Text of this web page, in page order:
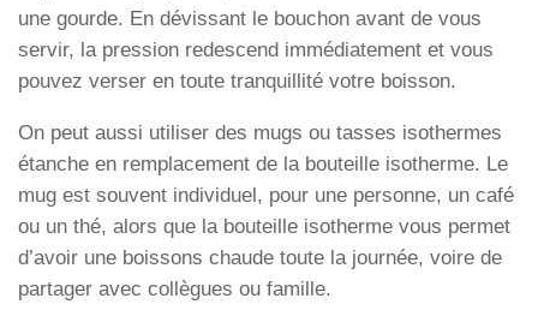
une gourde. En dévissant le bouchon avant de vous
servir, la pression redescend immédiatement et vous
pouvez verser en toute tranquillité votre boisson.
On peut aussi utiliser des mugs ou tasses isothermes
étanche en remplacement de la bouteille isotherme. Le
mug est souvent individuel, pour une personne, un café
ou un thé, alors que la bouteille isotherme vous permet
d’avoir une boissons chaude toute la journée, voire de
partager avec collègues ou famille.